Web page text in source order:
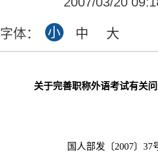
字体： 小 中 大
关于完善职称外语考试有关
国人部发〔2007〕 37